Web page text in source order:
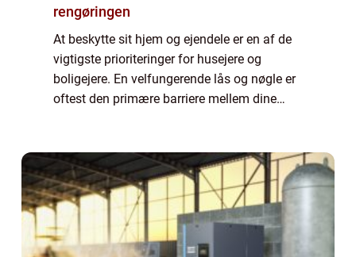
rengøringen
At beskytte sit hjem og ejendele er en af de
vigtigste prioriteringer for husejere og
boligejere. En velfungerende lås og nøgle er
oftest den primære barriere mellem dine